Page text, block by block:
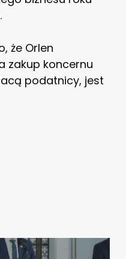
że Orlen
zakup koncernu
podatnicy, jest